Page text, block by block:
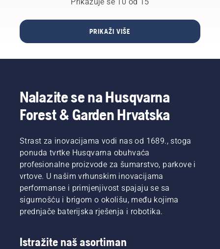
provjeravati
zategnutost.
vodič za
stavke o
možete
najveću
moguću
naš
i razvoj.
PRIKAŽI VIŠE
Nalazite se na Husqvarna
Forest & Garden Hrvatska
Strast za inovacijama vodi nas od 1689., stoga
ponuda tvrtke Husqvarna obuhvaća
profesionalne proizvode za šumarstvo, parkove i
vrtove. U našim vrhunskim inovacijama
performanse i primjenjivost spajaju se sa
sigurnošću i brigom o okolišu, među kojima
prednjače baterijska rješenja i robotika.
Istražite naš asortiman